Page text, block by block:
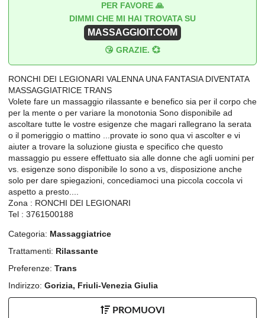
PER FAVORE 🙏
DIMMI CHE MI HAI TROVATA SU
MASSAGGIOIT.COM
😘 GRAZIE. 💞
RONCHI DEI LEGIONARI VALENNA UNA FANTASIA DIVENTATA
MASSAGGIATRICE TRANS
Volete fare un massaggio rilassante e benefico sia per il corpo che
per la mente o per variare la monotonia Sono disponibile ad
ascoltare tutte le vostre esigenze che magari rallegrano la serata
o il pomeriggio o mattino ...provate io sono qua vi ascolter e vi
aiuter a trovare la soluzione giusta e specifico che questo
massaggio pu essere effettuato sia alle donne che agli uomini per
vs. esigenze sono disponibile Io sono a vs, disposizione anche
solo per dare spiegazioni, concediamoci una piccola coccola vi
aspetto a presto....
Zona : RONCHI DEI LEGIONARI
Tel : 3761500188
Categoria: Massaggiatrice
Trattamenti: Rilassante
Preferenze: Trans
Indirizzo: Gorizia, Friuli-Venezia Giulia
PROMUOVI